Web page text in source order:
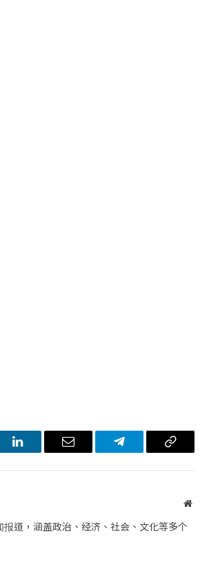
LinkedIn 电
Telegram 复
网
道，涵盖政治、经济、社会、文化等多个